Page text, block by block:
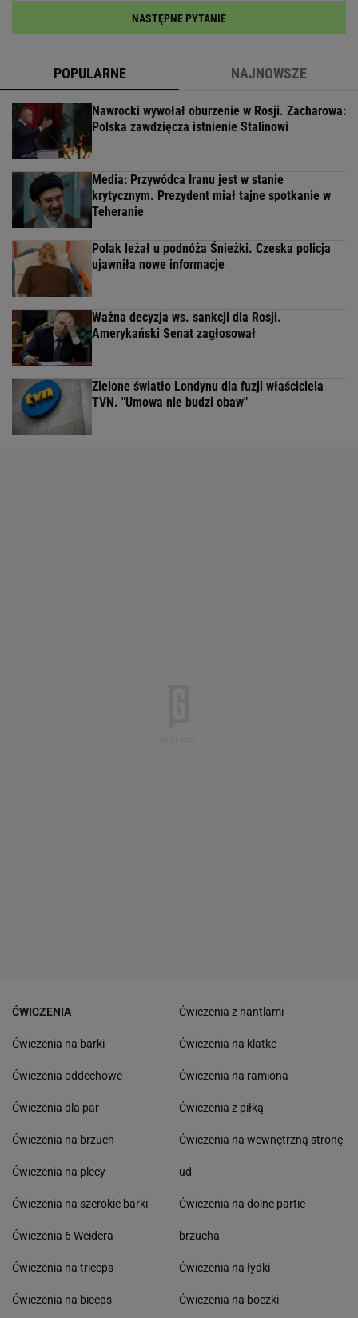
NASTĘPNE PYTANIE
POPULARNE NAJNOWSZE
Nawrocki wywołał oburzenie w Rosji. Zacharowa:
Polska zawdzięcza istnienie Stalinowi
Media: Przywódca Iranu jest w stanie
krytycznym. Prezydent miał tajne spotkanie w
Teheranie
Polak leżał u podnóża Śnieżki. Czeska policja
ujawniła nowe informacje
Ważna decyzja ws. sankcji dla Rosji.
Amerykański Senat zagłosował
Zielone światło Londynu dla fuzji właściciela
TVN. "Umowa nie budzi obaw"
ĆWICZENIA
Ćwiczenia na barki
Ćwiczenia oddechowe
Ćwiczenia dla par
Ćwiczenia na brzuch
Ćwiczenia na plecy
Ćwiczenia na szerokie barki
Ćwiczenia 6 Weidera
Ćwiczenia na triceps
Ćwiczenia na biceps
Ćwiczenia z hantlami
Ćwiczenia na klatke
Ćwiczenia na ramiona
Ćwiczenia z piłką
Ćwiczenia na wewnętrzną stronę
ud
Ćwiczenia na dolne partie
brzucha
Ćwiczenia na łydki
Ćwiczenia na boczki